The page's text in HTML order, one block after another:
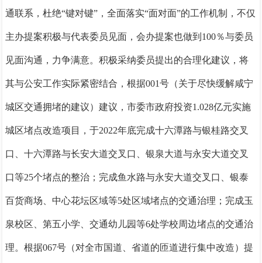
通联系，杜绝“键对键”，全面落实“面对面”的工作机制，不仅
主办提案积极与代表委员见面，会办提案也做到100％与委员
见面沟通，力争满意。积极采纳委员提出的合理化建议，将
其与公安工作实际紧密结合，根据001号（关于尽快缓解咸宁
城区交通拥堵的建议）建议，市委市政府投资1.028亿元实施
城区堵点改造项目，于2022年底完成十六潭路与银桂路交叉
口、十六潭路与长安大道交叉口、银泉大道与永安大道交叉
口等25个堵点的整治；完成鱼水路与永安大道交叉口、银泰
百货商场、中心花坛区域等5处区域堵点的交通治理；完成玉
泉校区、第五小学、交通幼儿园等6处学校周边堵点的交通治
理。根据067号（对全市国道、省道的匝道进行集中改造）提